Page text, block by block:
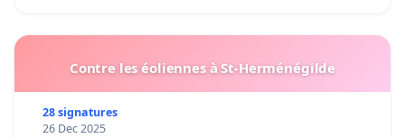
Contre les éoliennes à St-Herménégilde
28 signatures
26 Dec 2025